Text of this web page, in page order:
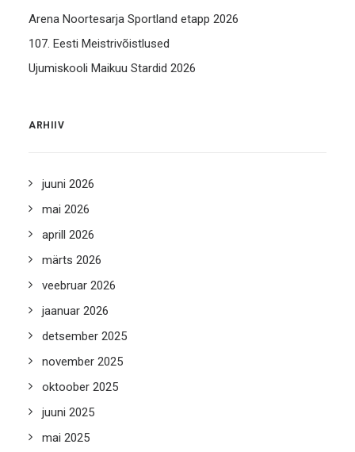
Arena Noortesarja Sportland etapp 2026
107. Eesti Meistrivõistlused
Ujumiskooli Maikuu Stardid 2026
ARHIIV
juuni 2026
mai 2026
aprill 2026
märts 2026
veebruar 2026
jaanuar 2026
detsember 2025
november 2025
oktoober 2025
juuni 2025
mai 2025